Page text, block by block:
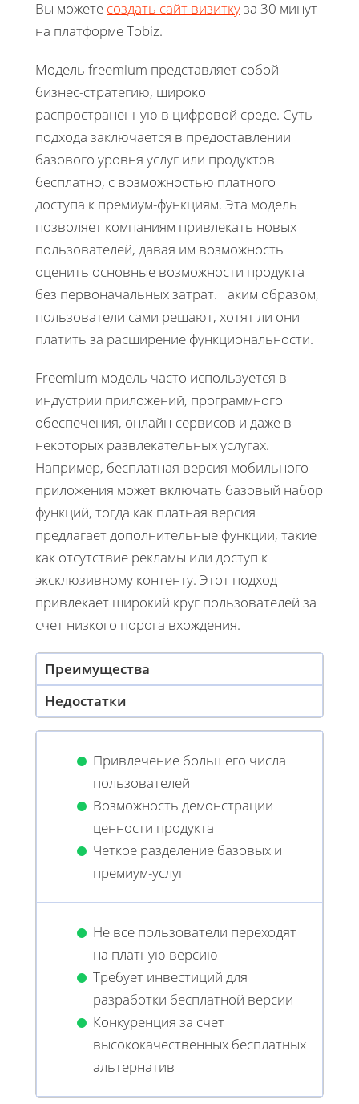
Вы можете создать сайт визиткуза 30 минут
на платформе Tobiz.
Модель freemium представляет собой
бизнес-стратегию, широко
распространенную в цифровой среде. Суть
подхода заключается в предоставлении
базового уровня услуг или продуктов
бесплатно, с возможностью платного
доступа к премиум-функциям. Эта модель
позволяет компаниям привлекать новых
пользователей, давая им возможность
оценить основные возможности продукта
без первоначальных затрат. Таким образом,
пользователи сами решают, хотят ли они
платить за расширение функциональности.
Freemium модель часто используется в
индустрии приложений, программного
обеспечения, онлайн-сервисов и даже в
некоторых развлекательных услугах.
Например, бесплатная версия мобильного
приложения может включать базовый набор
функций, тогда как платная версия
предлагает дополнительные функции, такие
как отсутствие рекламы или доступ к
эксклюзивному контенту. Этот подход
привлекает широкий круг пользователей за
счет низкого порога вхождения.
Преимущества
Недостатки
Привлечение большего числа
пользователей
Возможность демонстрации
ценности продукта
Четкое разделение базовых и
премиум-услуг
Не все пользователи переходят
на платную версию
Требует инвестиций для
разработки бесплатной версии
Конкуренция за счет
высококачественных бесплатных
альтернатив